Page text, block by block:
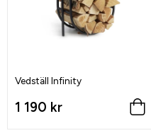
Vedställ Infinity
1 190 kr